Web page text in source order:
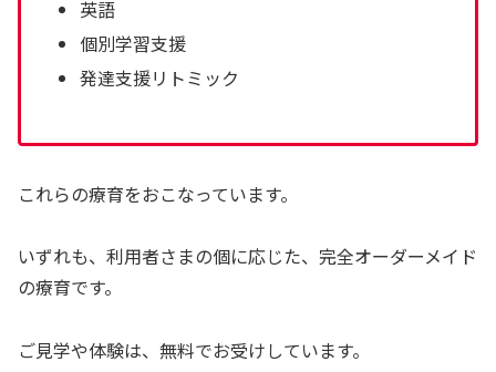
英語
個別学習支援
発達支援リトミック
これらの療育をおこなっています。
いずれも、利用者さまの個に応じた、完全オーダーメイド
の療育です。
ご見学や体験は、無料でお受けしています。